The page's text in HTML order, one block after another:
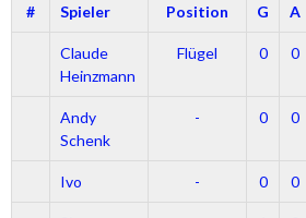
# Spieler Position G A
Claude
Heinzmann
Flügel 0 0
Andy
Schenk
- 0 0
Ivo - 0 0